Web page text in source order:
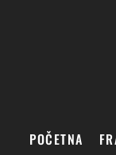
POČETNA